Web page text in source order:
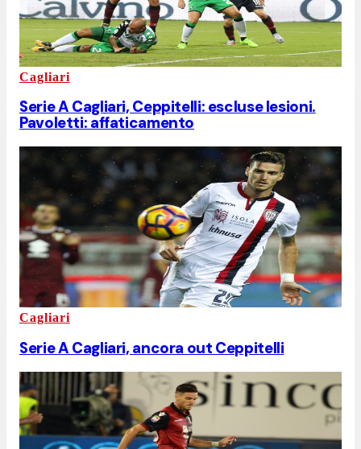
Cagliari
Serie A Cagliari, Ceppitelli: escluse lesioni.
Pavoletti: affaticamento
Cagliari
Serie A Cagliari, ancora out Ceppitelli